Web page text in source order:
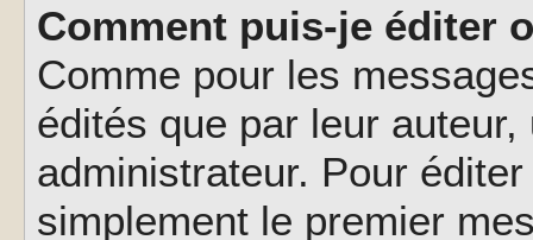
Comment puis-je éditer
Comme pour les
édités que par leur
administrateur. Pour
simplement le premier